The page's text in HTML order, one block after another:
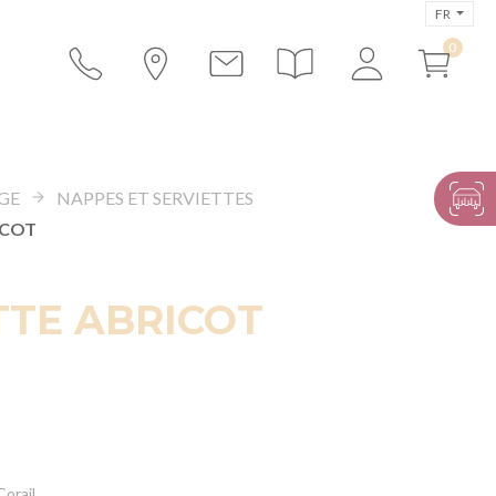
FR
NAPPES ET SERVIETTES
ABRICOT